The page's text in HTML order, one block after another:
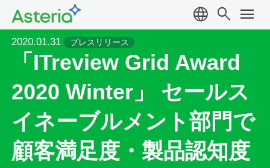
language search menu
2020.01.31 プレスリリース
「ITreview Grid Award
2020 Winter」 セールス
イネーブルメント部門で
顧客満足度・製品認知度